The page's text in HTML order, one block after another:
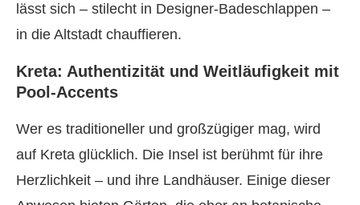
lässt sich – stilecht in Designer-Badeschlappen –
in die Altstadt chauffieren.
Kreta: Authentizität und Weitläufigkeit mit
Pool-Accents
Wer es traditioneller und großzügiger mag, wird
auf Kreta glücklich. Die Insel ist berühmt für ihre
Herzlichkeit – und ihre Landhäuser. Einige dieser